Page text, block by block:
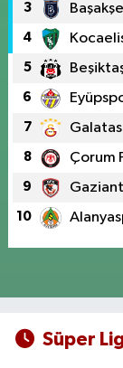
3
4
5
6
7
8 Çorum
9
10
Süper